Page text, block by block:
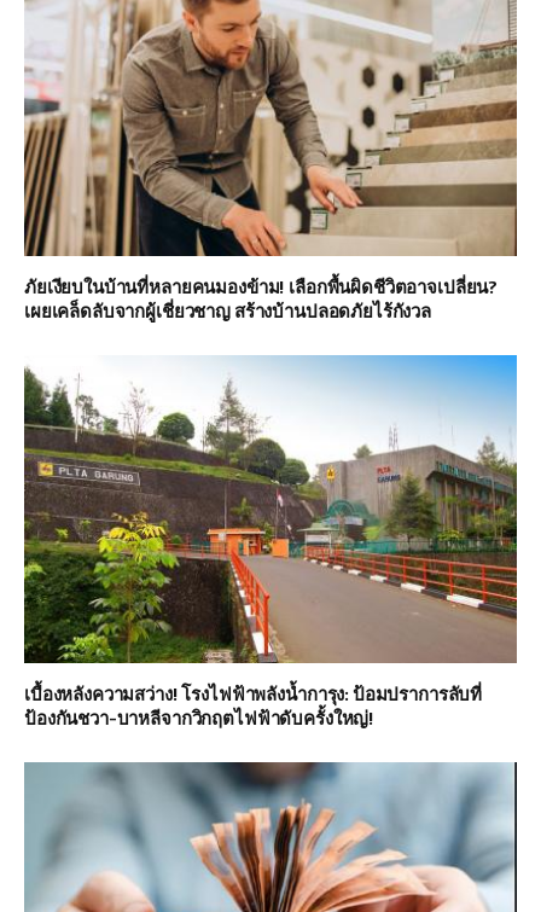
ภัยเงียบในบ้านที่หลายคนมองข้าม! เลือกพื้นผิดชีวิตอาจเปลี่ยน?
เผยเคล็ดลับจากผู้เชี่ยวชาญ สร้างบ้านปลอดภัยไร้กังวล
เบื้องหลังความสว่าง! โรงไฟฟ้าพลังน้ำการุง: ป้อมปราการลับที่
ป้องกันชวา-บาหลีจากวิกฤตไฟฟ้าดับครั้งใหญ่!